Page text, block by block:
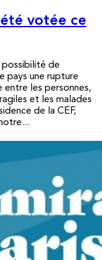
votée ce
possibilité de
pays une rupture
les personnes,
et les malades
de la CEF,